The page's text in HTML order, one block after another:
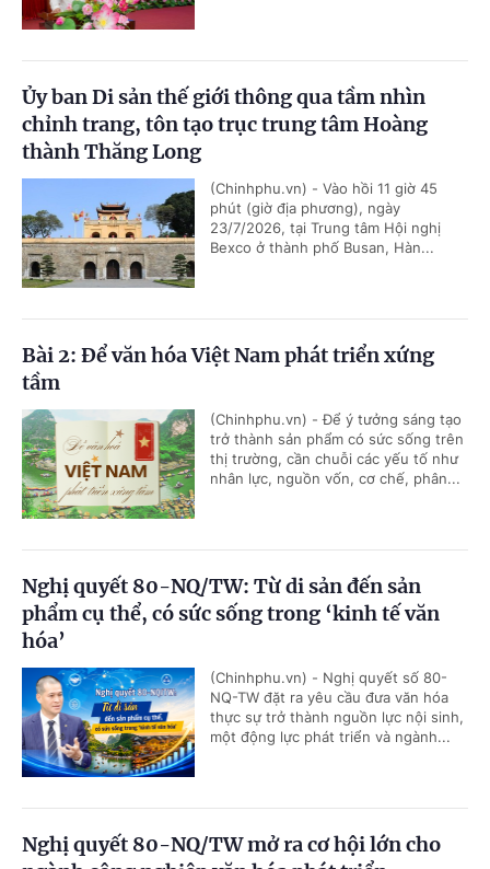
Ủy ban Di sản thế giới thông qua tầm nhìn
chỉnh trang, tôn tạo trục trung tâm Hoàng
thành Thăng Long
(Chinhphu.vn) - Vào hồi 11 giờ 45
phút (giờ địa phương), ngày
23/7/2026, tại Trung tâm Hội nghị
Bexco ở thành phố Busan, Hàn...
Bài 2: Để văn hóa Việt Nam phát triển xứng
tầm
(Chinhphu.vn) - Để ý tưởng sáng tạo
trở thành sản phẩm có sức sống trên
thị trường, cần chuỗi các yếu tố như
nhân lực, nguồn vốn, cơ chế, phân...
Nghị quyết 80-NQ/TW: Từ di sản đến sản
phẩm cụ thể, có sức sống trong ‘kinh tế văn
hóa’
(Chinhphu.vn) - Nghị quyết số 80-
NQ-TW đặt ra yêu cầu đưa văn hóa
thực sự trở thành nguồn lực nội sinh,
một động lực phát triển và ngành...
Nghị quyết 80-NQ/TW mở ra cơ hội lớn cho